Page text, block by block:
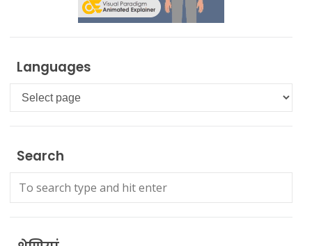
Languages
Languages
Search